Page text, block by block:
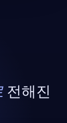
전해진